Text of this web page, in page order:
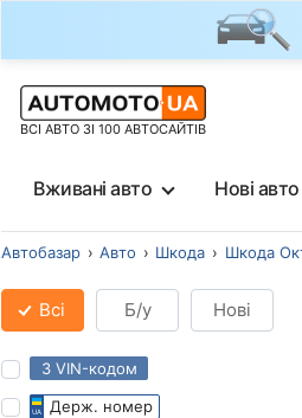
ВСІ АВТО ЗІ 100 АВТОСАЙТІВ
Вживані авто Нові авто
Автобазар Авто Шкода Шкода
Всі Б/у Нові
З VIN-кодом
Держ. номер